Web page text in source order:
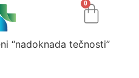
0
“nadoknada tečnosti”